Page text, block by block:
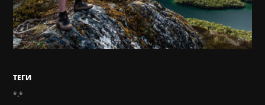
ТЕГИ
*.*